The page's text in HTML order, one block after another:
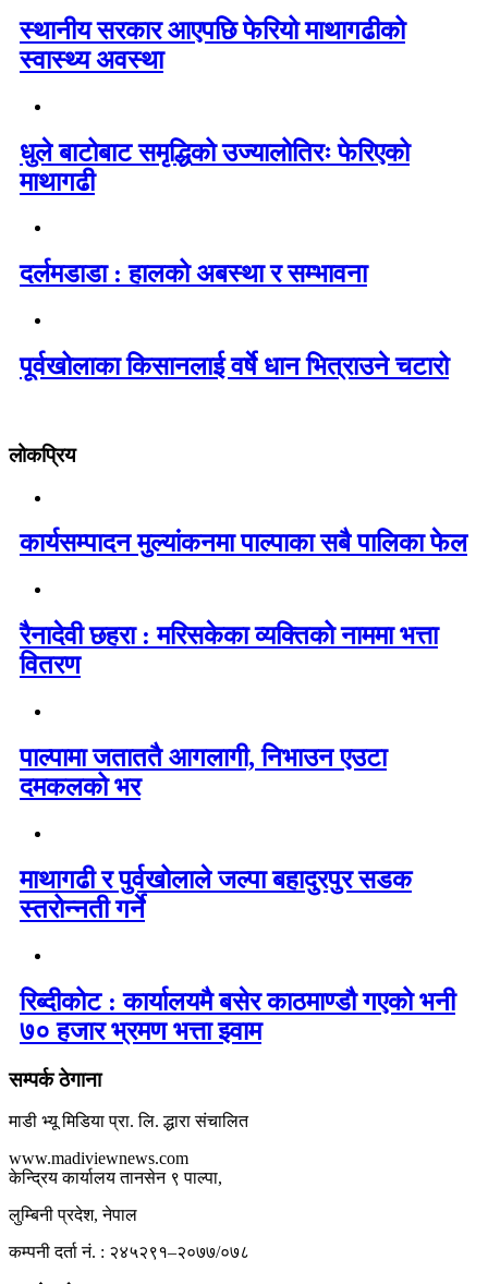
स्थानीय सरकार आएपछि फेरियो माथागढीको
स्वास्थ्य अवस्था
धुले बाटोबाट समृद्धिको उज्यालोतिरः फेरिएको
माथागढी
दर्लमडाडा : हालको अबस्था र सम्भावना
पूर्वखोलाका किसानलाई वर्षे धान भित्राउने चटारो
लोकप्रिय
कार्यसम्पादन मुल्यांकनमा पाल्पाका सबै पालिका फेल
रैनादेवी छहरा : मरिसकेका व्यक्तिको नाममा भत्ता
वितरण
पाल्पामा जताततै आगलागी, निभाउन एउटा
दमकलको भर
माथागढी र पुर्वखोलाले जल्पा बहादुरपुर सडक
स्तरोन्नती गर्ने
रिब्दीकोट : कार्यालयमै बसेर काठमाण्डौ गएको भनी
७० हजार भ्रमण भत्ता झ्वाम
सम्पर्क ठेगाना
माडी भ्यू मिडिया प्रा. लि. द्धारा संचालित
www.madiviewnews.com
केन्द्रिय कार्यालय तानसेन ९ पाल्पा,
लुम्बिनी प्रदेश, नेपाल
कम्पनी दर्ता नं. : २४५२९१–२०७७/०७८